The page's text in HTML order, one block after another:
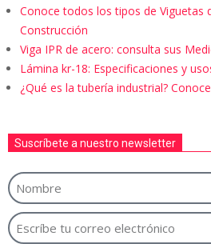
Conoce todos los tipos de Viguetas
Construcción
Viga IPR de acero: consulta sus
Lámina kr-18: Especificaciones y
¿Qué es la tubería industrial?
Suscríbete a nuestro newsletter